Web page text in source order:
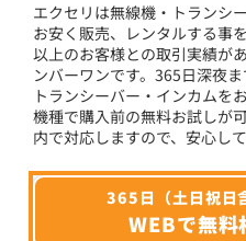
エクセリは無線機・トランシ
お安く販売、レンタルする事
以上のお客様との取引実績が
ンバーワンです。365日深夜
トランシーバー・インカムを
機種で購入前の無料お試しが
内で対応しますので、安心し
365日（土日祝日
WEBで無料